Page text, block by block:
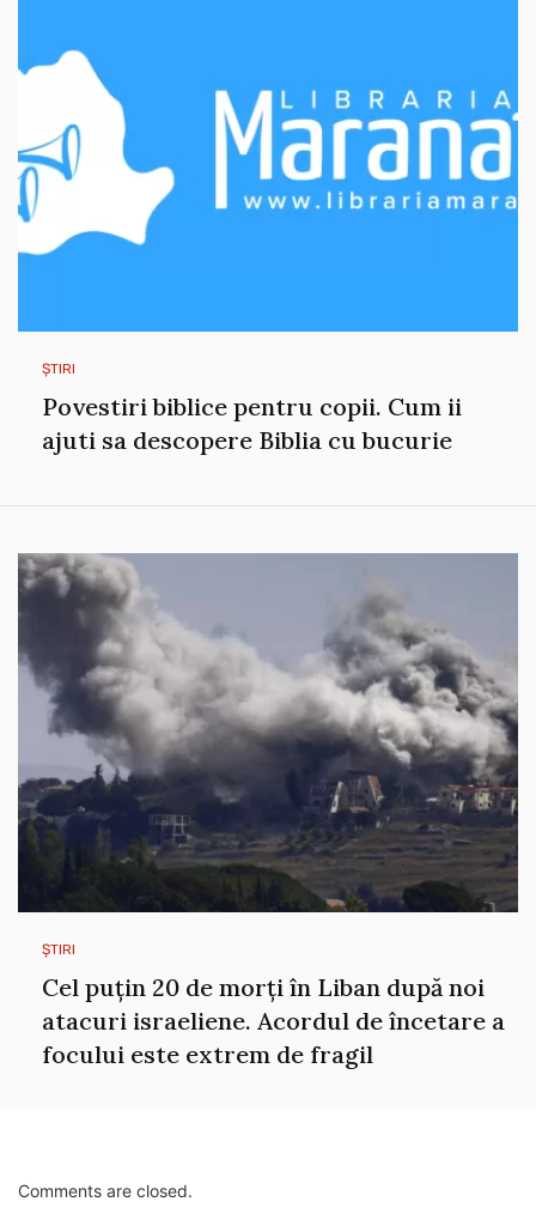
ȘTIRI
Povestiri biblice pentru copii. Cum ii
ajuti sa descopere Biblia cu bucurie
ȘTIRI
Cel puțin 20 de morți în Liban după noi
atacuri israeliene. Acordul de încetare a
focului este extrem de fragil
Comments are closed.